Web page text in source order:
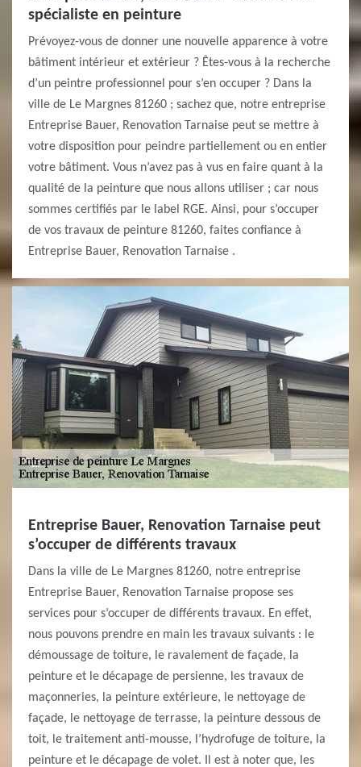
spécialiste en peinture
Prévoyez-vous de donner une nouvelle apparence à votre
bâtiment intérieur et extérieur ? Êtes-vous à la recherche
d’un peintre professionnel pour s’en occuper ? Dans la
ville de Le Margnes 81260 ; sachez que, notre entreprise
Entreprise Bauer, Renovation Tarnaise peut se mettre à
votre disposition pour peindre partiellement ou en entier
votre bâtiment. Vous n’avez pas à vus en faire quant à la
qualité de la peinture que nous allons utiliser ; car nous
sommes certifiés par le label RGE. Ainsi, pour s’occuper
de vos travaux de peinture 81260, faites confiance à
Entreprise Bauer, Renovation Tarnaise .
Entreprise Bauer, Renovation Tarnaise peut
s’occuper de différents travaux
Dans la ville de Le Margnes 81260, notre entreprise
Entreprise Bauer, Renovation Tarnaise propose ses
services pour s’occuper de différents travaux. En effet,
nous pouvons prendre en main les travaux suivants : le
démoussage de toiture, le ravalement de façade, la
peinture et le décapage de persienne, les travaux de
maçonneries, la peinture extérieure, le nettoyage de
façade, le nettoyage de terrasse, la peinture dessous de
toit, le traitement anti-mousse, l’hydrofuge de toiture, la
peinture et le décapage de volet. Il est à noter que, les